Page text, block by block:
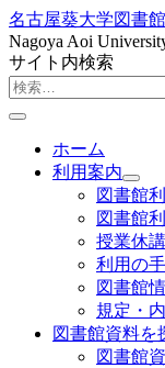
名古屋葵大学図書館
Nagoya Aoi
サイト内検索
ホーム
利用案内
図書館
図書館
授業休
利用の
図書館
規定・
図書館資料を
図書館